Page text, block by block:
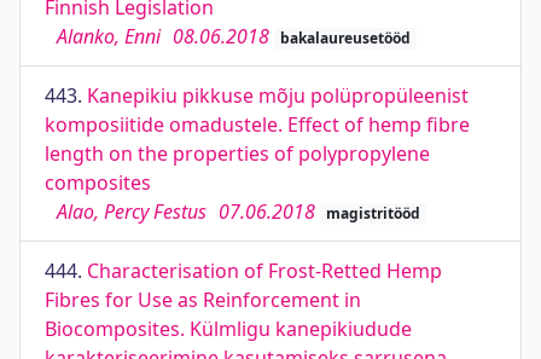
Finnish Legislation
Alanko, Enni 08.06.2018 bakalaureusetööd
443. Kanepikiu pikkuse mõju polüpropüleenist
komposiitide omadustele. Effect of hemp fibre
length on the properties of polypropylene
composites
Alao, Percy Festus 07.06.2018 magistritööd
444. Characterisation of Frost-Retted Hemp
Fibres for Use as Reinforcement in
Biocomposites. Külmligu kanepikiudude